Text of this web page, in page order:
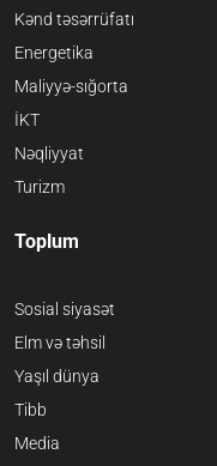
Kənd təsərrüfatı
Energetika
Maliyyə-sığorta
İKT
Nəqliyyat
Turizm
Toplum
Sosial siyasət
Elm və təhsil
Yaşıl dünya
Tibb
Media